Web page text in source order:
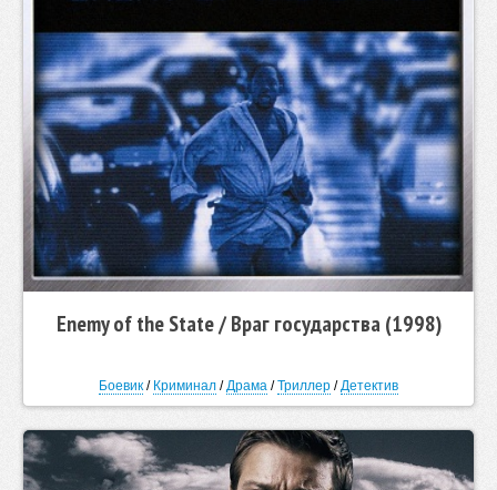
Enemy of the State / Враг государства (1998)
Боевик / Криминал /Драма /Триллер /Детектив